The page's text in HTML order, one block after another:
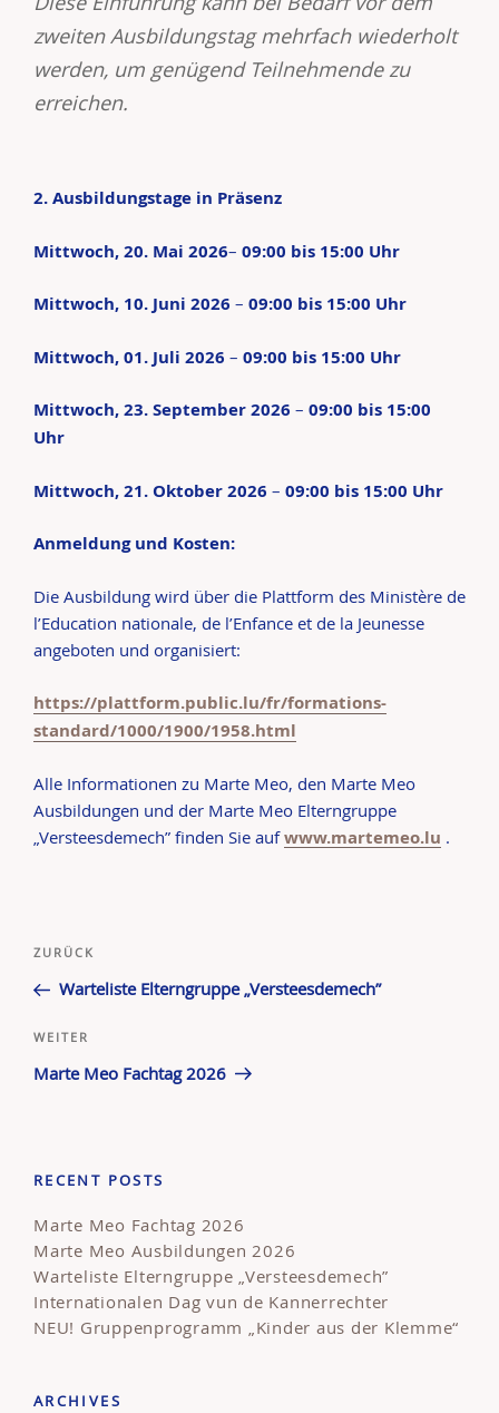
zweiten Ausbildungstag mehrfach wiederholt
werden, um genügend Teilnehmende zu
erreichen.
2. Ausbildungstage in Präsenz
Mittwoch, 20. Mai 2026– 09:00 bis 15:00 Uhr
Mittwoch, 10. Juni 2026 – 09:00 bis 15:00 Uhr
Mittwoch, 01. Juli 2026 – 09:00 bis 15:00 Uhr
Mittwoch, 23. September 2026 – 09:00 bis 15:00
Uhr
Mittwoch, 21. Oktober 2026 – 09:00 bis 15:00 Uhr
Anmeldung und Kosten:
Die Ausbildung wird über die Plattform des Ministère de
l’Education nationale, de l’Enfance et de la Jeunesse
angeboten und organisiert:
https://plattform.public.lu/fr/formations-
standard/1000/1900/1958.html
Alle Informationen zu Marte Meo, den Marte Meo
Ausbildungen und der Marte Meo Elterngruppe
„Versteesdemech” finden Sie aufwww.martemeo.lu .
Beitragsnavigation
Vorheriger
Beitrag
ZURÜCK
Warteliste Elterngruppe „Versteesdemech”
Nächster
Beitrag
WEITER
Marte Meo Fachtag 2026
RECENT POSTS
Marte Meo Fachtag 2026
Marte Meo Ausbildungen 2026
Warteliste Elterngruppe „Versteesdemech”
Internationalen Dag vun de Kannerrechter
NEU! Gruppenprogramm „Kinder aus der Klemme“
ARCHIVES